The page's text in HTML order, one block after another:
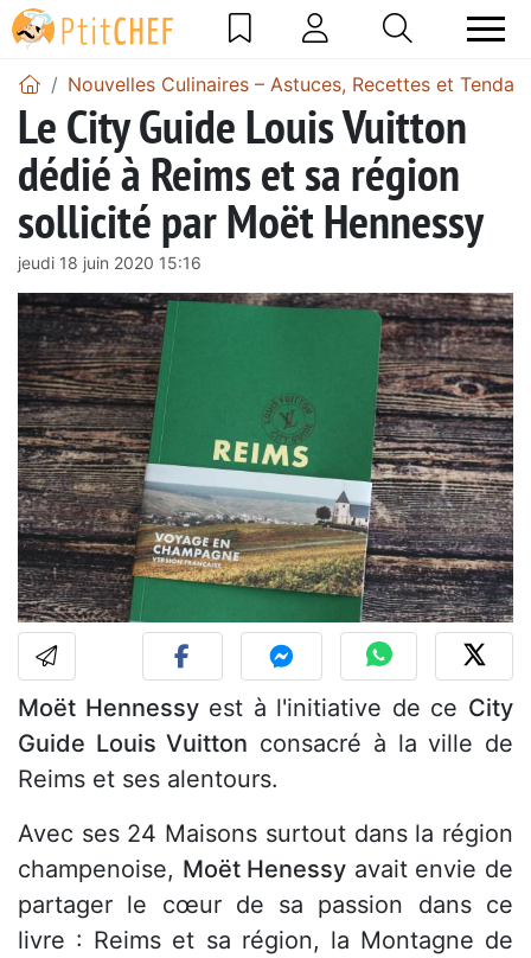
Nouvelles Culinaires – Astuces, Recettes et
Le City Guide Louis Vuitton
dédié à Reims et sa région
sollicité par Moët Hennessy
jeudi 18 juin 2020 15:16
Moët Hennessyest à l'initiative de ce City
Guide Louis Vuitton consacré à la ville de
Reims et ses alentours.
Avec ses 24 Maisons surtout dans la région
champenoise, Moët Henessy avait envie de
partager le cœur de sa passion dans ce
livre : Reims et sa région, la Montagne de